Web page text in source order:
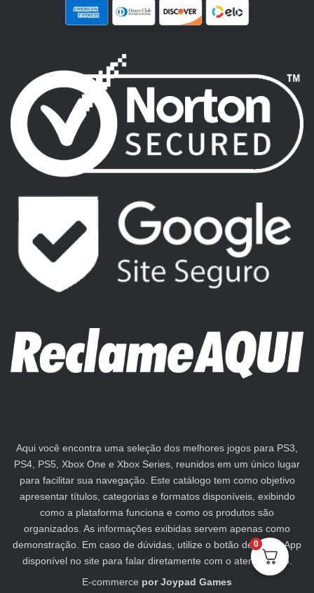
Aqui você encontra uma seleção dos melhores jogos para PS3,
PS4, PS5, Xbox One e Xbox Series, reunidos em um único lugar
para facilitar sua navegação. Este catálogo tem como objetivo
apresentar títulos, categorias e formatos disponíveis, exibindo
como a plataforma funciona e como os produtos são
organizados. As informações exibidas servem apenas como
demonstração. Em caso de dúvidas, utilize o botão de WhatsApp
disponível no site para falar diretamente com o atendimento.
E-commerce porJoypad Games
0